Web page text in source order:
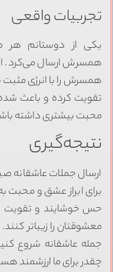
تجربیات واقعی
یکی از دوستانم هر
همسرش ارسال می‌کرد. او
همسرش را با انرژی مثبت
تقویت کرده و باعث
محبت بیشتری داشته
نتیجه‌گیری
ارسال جملات عاشقانه
برای ابراز عشق و محبت
حس خوشایند و تقویت
معشوقتان را زیباتر
جمله عاشقانه شروع
چقدر برای ما ارزشمند